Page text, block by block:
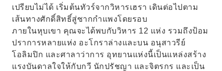
เปรียบไม่ได้ เริ่มต้นทัวร์จากวิหารเฮรา เดินต่อไปตาม
เส้นทางศักดิ์สิทธิ์สู่ซากกำแพงโดยรอบ
ภายในหุบเขา คุณจะได้พบกับวิหาร 12 แห่ง รวมถึงป้อม
ปราการหลายแห่ง อะโกราล่างและบน อนุสาวรีย์
โอลิมปิก และศาลาว่าการ อุทยานแห่งนี้เป็นแหล่งสร้าง
แรงบันดาลใจให้กับกวี นักปรัชญา และจิตรกร และเป็น